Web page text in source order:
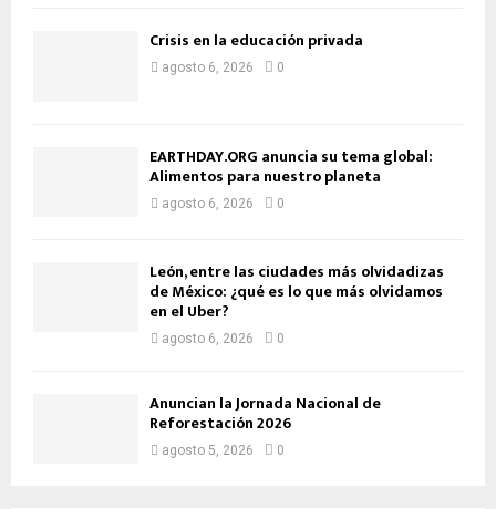
Crisis en la educación privada
agosto 6, 2026 0
EARTHDAY.ORG anuncia su tema global:
Alimentos para nuestro planeta
agosto 6, 2026 0
León, entre las ciudades más olvidadizas
de México: ¿qué es lo que más olvidamos
en el Uber?
agosto 6, 2026 0
Anuncian la Jornada Nacional de
Reforestación 2026
agosto 5, 2026 0